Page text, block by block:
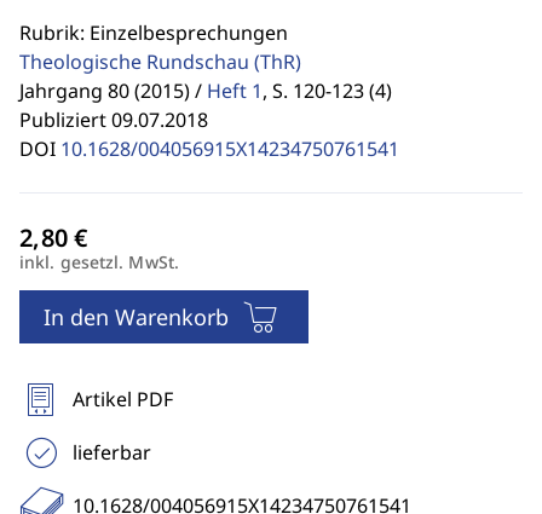
Rubrik: Einzelbesprechungen
Theologische Rundschau (ThR)
Jahrgang 80 (2015) / Heft 1, S. 120-123 (4)
Publiziert 09.07.2018
DOI 10.1628/004056915X14234750761541
inkl. gesetzl. MwSt.
In den Warenkorb
Artikel PDF
lieferbar
10.1628/004056915X14234750761541